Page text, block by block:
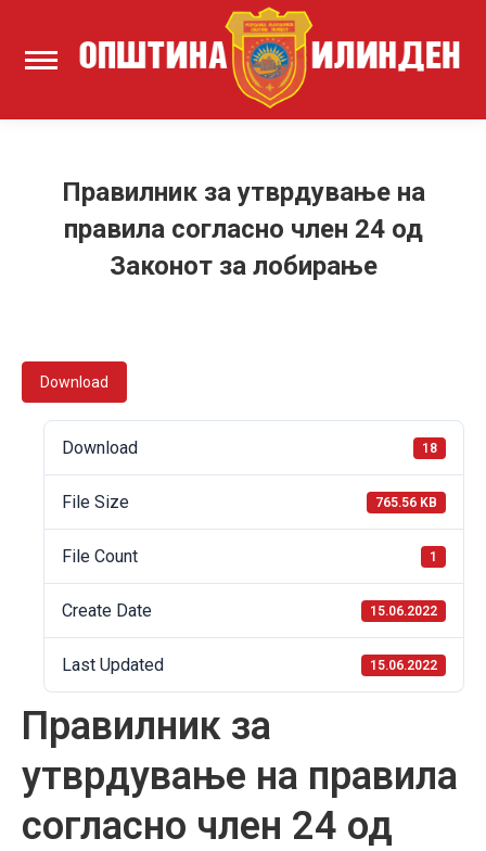
Правилник за утврдување на
правила согласно член 24 од
Законот за лобирање
Download
Download 18
File Size 765.56 KB
File Count 1
Create Date 15.06.2022
Last Updated 15.06.2022
Правилник за
утврдување на правила
согласно член 24 од